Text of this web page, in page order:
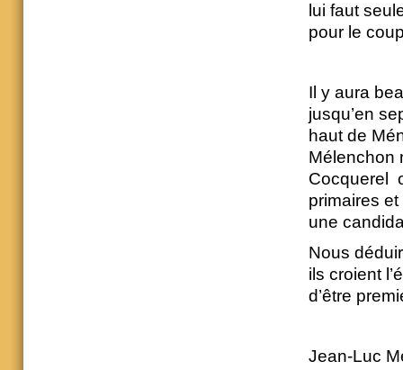
lui faut
pour le
Il y aura
jusqu’en
haut de
Mélenchon
Cocquerel
primaires
une
Nous
ils croient
d’être
Jean-Luc